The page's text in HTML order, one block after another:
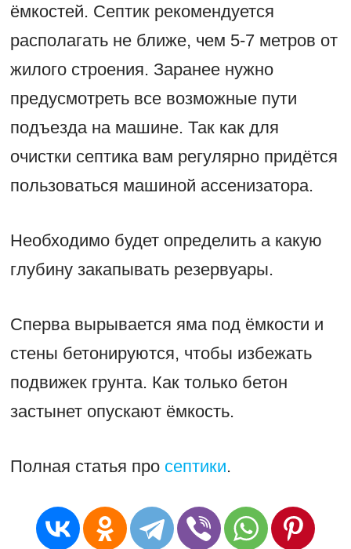
ёмкостей. Септик рекомендуется
располагать не ближе, чем 5-7 метров от
жилого строения. Заранее нужно
предусмотреть все возможные пути
подъезда на машине. Так как для
очистки септика вам регулярно придётся
пользоваться машиной ассенизатора.
Необходимо будет определить а какую
глубину закапывать резервуары.
Сперва вырывается яма под ёмкости и
стены бетонируются, чтобы избежать
подвижек грунта. Как только бетон
застынет опускают ёмкость.
Полная статья про септики.